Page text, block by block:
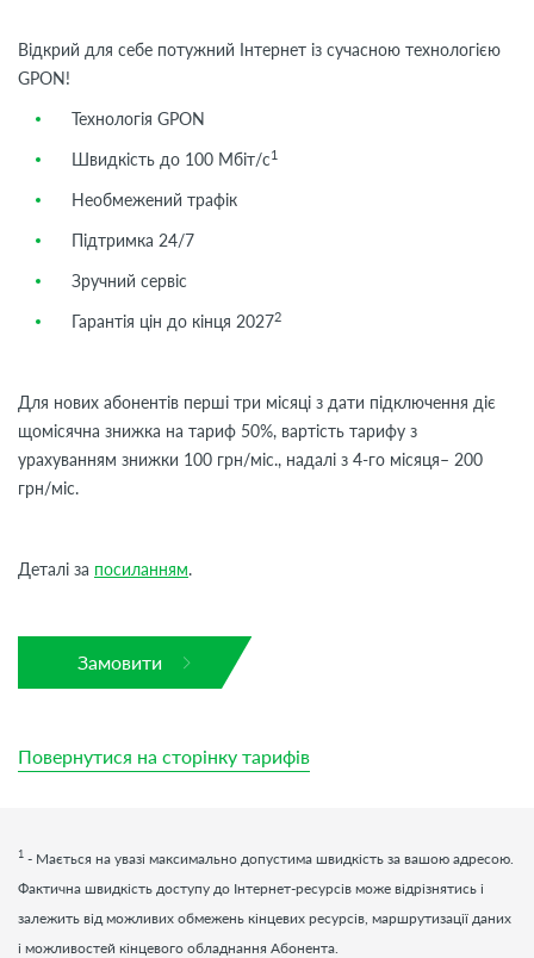
Відкрий для себе потужний Інтернет із сучасною технологією
GPON!
Технологія GPON
Швидкість до 100 Мбіт/с1
Необмежений трафік
Підтримка 24/7
Зручний сервіс
Гарантія цін до кінця 20272
Для нових абонентів перші три місяці з дати підключення діє
щомісячна знижка на тариф 50%, вартість тарифу з
урахуванням знижки 100 грн/міс., надалі з 4-го місяця– 200
грн/міс.
Деталі за посиланням.
Замовити
Повернутися на сторінку тарифів
1 - Мається на увазі максимально допустима швидкість за вашою адресою.
Фактична швидкість доступу до Інтернет-ресурсів може відрізнятись і
залежить від можливих обмежень кінцевих ресурсів, маршрутизації даних
і можливостей кінцевого обладнання Абонента.